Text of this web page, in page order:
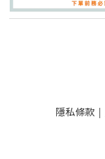
隱私條款 |